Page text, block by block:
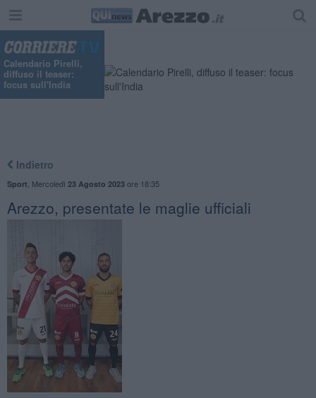
Calendario Pirelli,
diffuso il teaser:
focus sull'India
Indietro
Sport Mercoledì 23 Agosto 2023ore 18:35
Arezzo, presentate le maglie ufficiali